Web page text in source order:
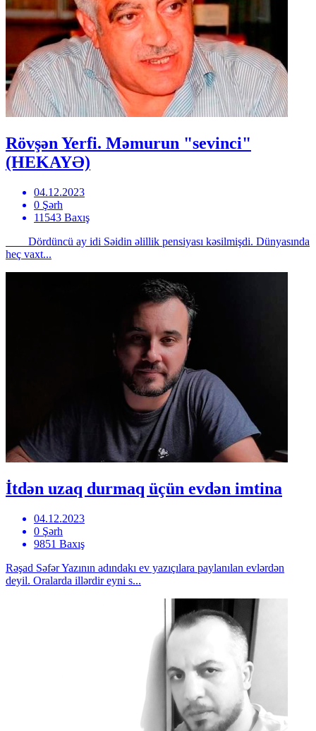
Rövşən Yerfi. Məmurun "sevinci"
(HEKAYƏ)
04.12.2023
0 Şərh
11543 Baxış
Dördüncü ay idi Səidin əlillik pensiyası kəsilmişdi. Dünyasında
heç vaxt...
İtdən uzaq durmaq üçün evdən imtina
04.12.2023
0 Şərh
9851 Baxış
Rəşad Səfər Yazının adındakı ev yazıçılara paylanılan evlərdən
deyil. Oralarda illərdir eyni s...